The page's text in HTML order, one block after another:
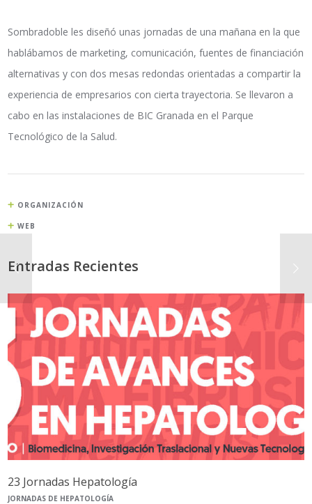
Sombradoble les diseñó unas jornadas de una mañana en la que
hablábamos de marketing, comunicación, fuentes de financiación
alternativas y con dos mesas redondas orientadas a compartir la
experiencia de empresarios con cierta trayectoria. Se llevaron a
cabo en las instalaciones de BIC Granada en el Parque
Tecnológico de la Salud.
ORGANIZACIÓN
WEB
Entradas Recientes
23 Jornadas Hepatología
JORNADAS DE HEPATOLOGÍA